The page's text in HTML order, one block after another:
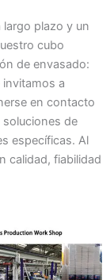
plazo y un
cubo
de envasado:
a
en contacto
de
específicas. Al
calidad, fiabilidad